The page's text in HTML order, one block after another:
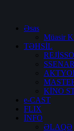
Əsas
Müasir
TƏHSİL
KİNO
e-CAST
FLIX
İNFO
ƏLAQƏ